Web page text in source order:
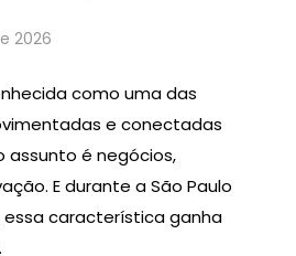
2026
como uma das
e conectadas
assunto é negócios,
E durante a São Paulo
essa característica ganha